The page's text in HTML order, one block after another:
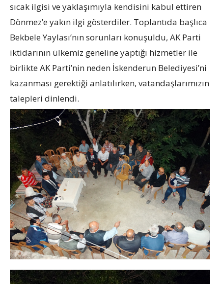
sıcak ilgisi ve yaklaşımıyla kendisini kabul ettiren
Dönmez’e yakın ilgi gösterdiler. Toplantıda başlıca
Bekbele Yaylası’nın sorunları konuşuldu, AK Parti
iktidarının ülkemiz geneline yaptığı hizmetler ile
birlikte AK Parti’nin neden İskenderun Belediyesi’ni
kazanması gerektiği anlatılırken, vatandaşlarımızın
talepleri dinlendi.